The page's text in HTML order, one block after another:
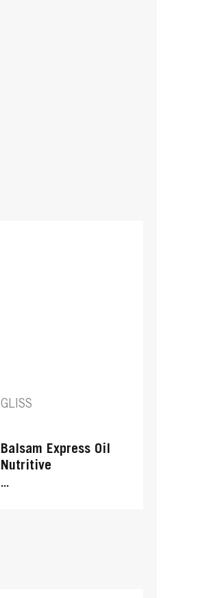
GLISS
Balsam Express Oil
Nutritive
...